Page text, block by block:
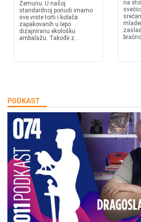
Zemunu. U našoj
standardnoj ponudi imamo
sve vrste torti i kolača
zapakovanih u lepo
dizajniranu ekološku
ambalažu. Takođe z...
na
PODKAST